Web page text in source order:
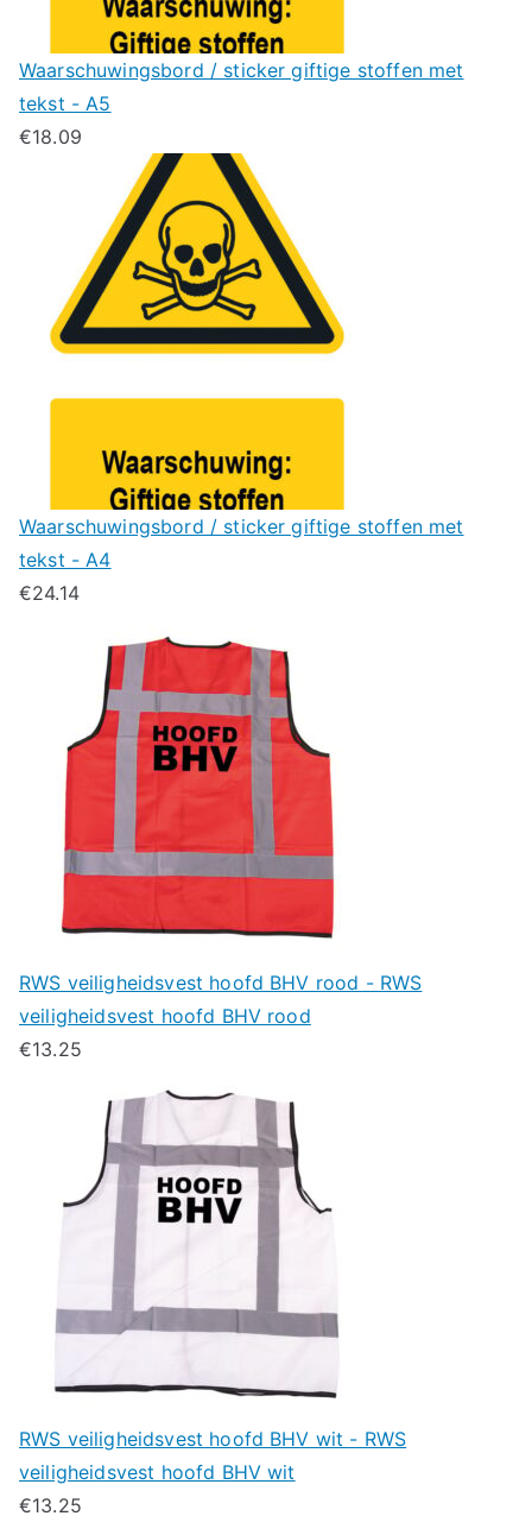
Waarschuwingsbord / sticker giftige stoffen met
tekst - A5
€18.09
Waarschuwingsbord / sticker giftige stoffen met
tekst - A4
€24.14
RWS veiligheidsvest hoofd BHV rood - RWS
veiligheidsvest hoofd BHV rood
€13.25
RWS veiligheidsvest hoofd BHV wit - RWS
veiligheidsvest hoofd BHV wit
€13.25